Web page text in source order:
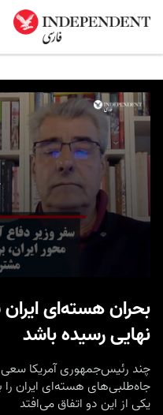
بحران هسته‌ای
نهایی رسیده باشد
چند رئیس‌جمهوری آمریکا سعی
جاه‌طلبی‌های هسته‌ای ایران را
یکی از این دو اتفاق می‌افتد